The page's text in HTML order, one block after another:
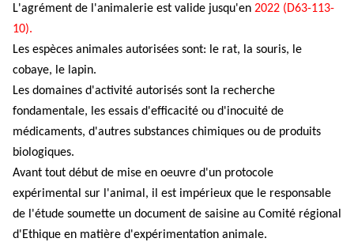
L'agrément de l'animalerie est valide jusqu'en 2022 (D63-113-
10).
Les espèces animales autorisées sont: le rat, la souris, le
cobaye, le lapin.
Les domaines d'activité autorisés sont la recherche
fondamentale, les essais d'efficacité ou d'inocuité de
médicaments, d'autres substances chimiques ou de produits
biologiques.
Avant tout début de mise en oeuvre d'un protocole
expérimental sur l'animal, il est impérieux que le responsable
de l'étude soumette un document de saisine au Comité régional
d'Ethique en matière d'expérimentation animale.